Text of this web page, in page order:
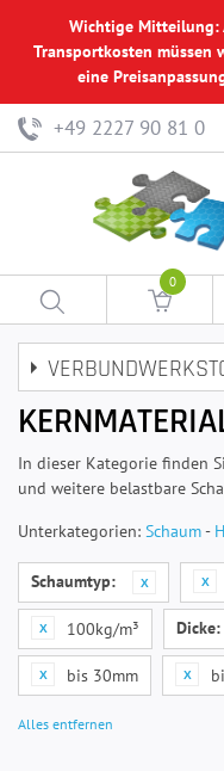
Wichtige Mitteilung:
Transportkosten müssen
eine
+49 2227 90 81 0
0
In dieser Kategorie finden
und weitere belastbare
Unterkategorien: Schaum-
Schaumtyp:
100kg/m³ Dicke:
bis 30mm
Alles entfernen